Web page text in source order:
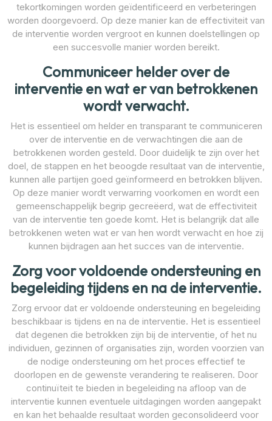
tekortkomingen worden geïdentificeerd en verbeteringen
worden doorgevoerd. Op deze manier kan de effectiviteit van
de interventie worden vergroot en kunnen doelstellingen op
een succesvolle manier worden bereikt.
Communiceer helder over de
interventie en wat er van betrokkenen
wordt verwacht.
Het is essentieel om helder en transparant te communiceren
over de interventie en de verwachtingen die aan de
betrokkenen worden gesteld. Door duidelijk te zijn over het
doel, de stappen en het beoogde resultaat van de interventie,
kunnen alle partijen goed geïnformeerd en betrokken blijven.
Op deze manier wordt verwarring voorkomen en wordt een
gemeenschappelijk begrip gecreëerd, wat de effectiviteit
van de interventie ten goede komt. Het is belangrijk dat alle
betrokkenen weten wat er van hen wordt verwacht en hoe zij
kunnen bijdragen aan het succes van de interventie.
Zorg voor voldoende ondersteuning en
begeleiding tijdens en na de interventie.
Zorg ervoor dat er voldoende ondersteuning en begeleiding
beschikbaar is tijdens en na de interventie. Het is essentieel
dat degenen die betrokken zijn bij de interventie, of het nu
individuen, gezinnen of organisaties zijn, worden voorzien van
de nodige ondersteuning om het proces effectief te
doorlopen en de gewenste verandering te realiseren. Door
continuïteit te bieden in begeleiding na afloop van de
interventie kunnen eventuele uitdagingen worden aangepakt
en kan het behaalde resultaat worden geconsolideerd voor